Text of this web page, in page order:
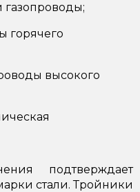
газопроводы;
горячего
высокого
подтверждает
стали. Тройники